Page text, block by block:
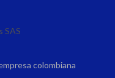
colombiana